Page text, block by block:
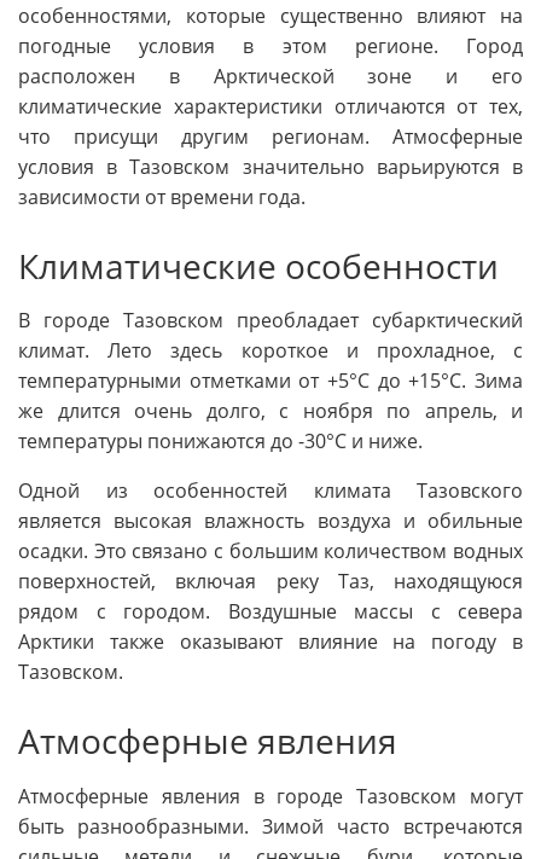
особенностями, которые существенно влияют на
погодные условия в этом регионе. Город
расположен в Арктической зоне и его
климатические характеристики отличаются от тех,
что присущи другим регионам. Атмосферные
условия в Тазовском значительно варьируются в
зависимости от времени года.
Климатические особенности
В городе Тазовском преобладает субарктический
климат. Лето здесь короткое и прохладное, с
температурными отметками от +5°C до +15°C. Зима
же длится очень долго, с ноября по апрель, и
температуры понижаются до -30°C и ниже.
Одной из особенностей климата Тазовского
является высокая влажность воздуха и обильные
осадки. Это связано с большим количеством водных
поверхностей, включая реку Таз, находящуюся
рядом с городом. Воздушные массы с севера
Арктики также оказывают влияние на погоду в
Тазовском.
Атмосферные явления
Атмосферные явления в городе Тазовском могут
быть разнообразными. Зимой часто встречаются